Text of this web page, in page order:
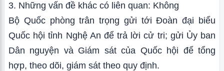
3. Những vấn đề khác có liên quan: Không
Bộ Quốc phòng trân trọng gửi tới Đoàn đại biểu
Quốc hội tỉnh Nghệ An để trả lời cử tri; gửi Ủy ban
Dân nguyện và Giám sát của Quốc hội để tổng
hợp, theo dõi, giám sát theo quy định.